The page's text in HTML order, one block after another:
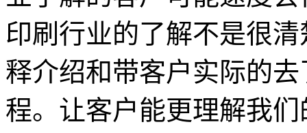
印刷行业的了解不是很
释介绍和带客户实际的
程。让客户能更理解我